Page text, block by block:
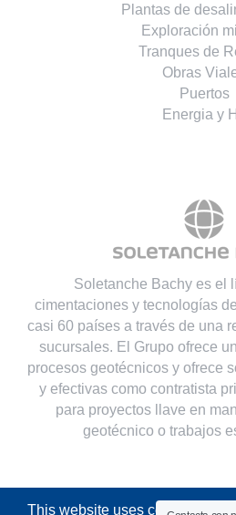
Plantas de
Exploración
Tranques de
Obras
Puertos
Energia y
Soletanche Bachy es el
cimentaciones y tecnologías
casi 60 países a través de una
sucursales. El Grupo ofrece
procesos geotécnicos y ofrece
y efectivas como contratista
para proyectos llave en
geotécnico o trabajos
This website uses cookies to